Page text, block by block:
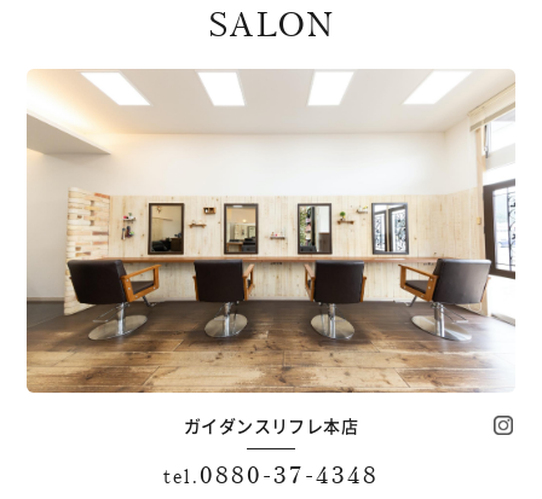
SALON
ガイダンスリフレ本店
tel.0880-37-4348